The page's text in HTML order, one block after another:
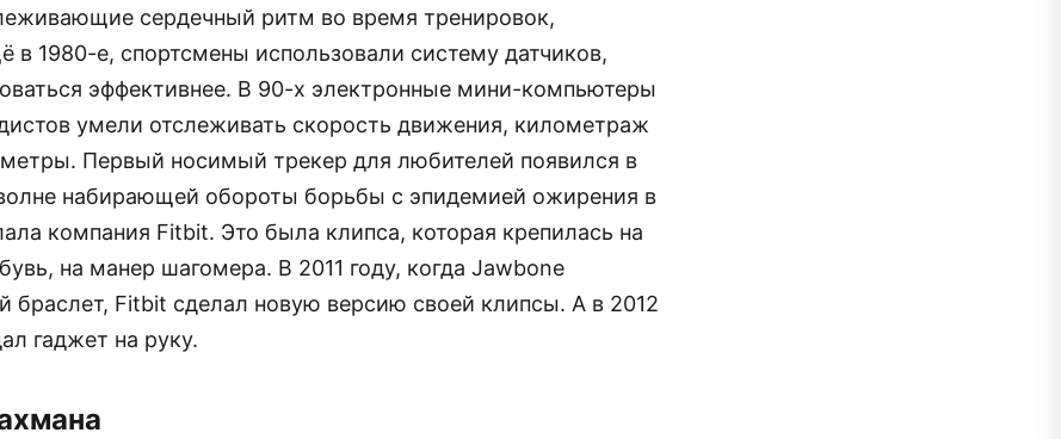
сердечный ритм во время тренировок,
в 1980-е, спортсмены использовали систему датчиков,
эффективнее. В 90-х электронные мини-компьютеры
умели отслеживать скорость движения, километраж
Первый носимый трекер для любителей появился в
набирающей обороты борьбы с эпидемией ожирения в
компания Fitbit. Это была клипса, которая крепилась на
на манер шагомера. В 2011 году, когда Jawbone
браслет, Fitbit сделал новую версию своей клипсы. А в 2012
гаджет на руку.